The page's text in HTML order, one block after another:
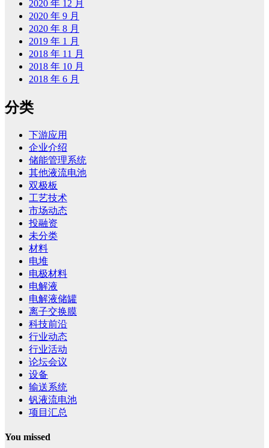
2020 年 12 月
2020 年 9 月
2020 年 8 月
2019 年 1 月
2018 年 11 月
2018 年 10 月
2018 年 6 月
分类
下游应用
企业介绍
储能管理系统
其他液流电池
双极板
工艺技术
市场动态
投融资
未分类
材料
电堆
电极材料
电解液
电解液储罐
离子交换膜
科技前沿
行业动态
行业活动
论坛会议
设备
输送系统
钒液流电池
项目汇总
You missed